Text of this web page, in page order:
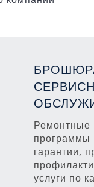
Ремонтные
программы
гарантии,
услуги по